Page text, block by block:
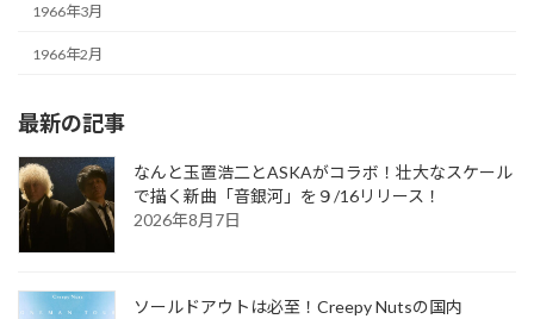
1966年3月
1966年2月
最新の記事
なんと玉置浩二とASKAがコラボ！壮大なスケール
で描く新曲「音銀河」を９/16リリース！
2026年8月7日
ソールドアウトは必至！Creepy Nutsの国内